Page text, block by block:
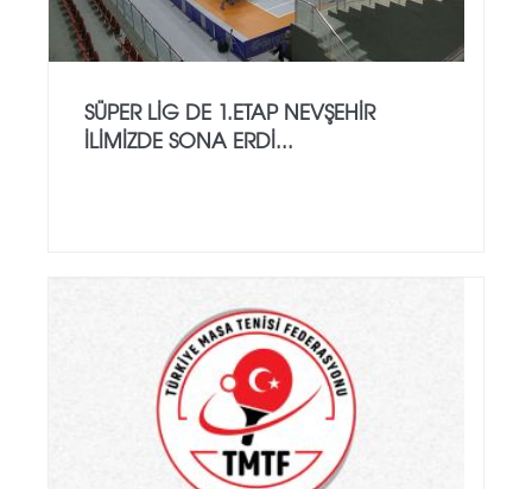
SÜPER LİG DE 1.ETAP NEVŞEHİR
İLİMİZDE SONA ERDİ...